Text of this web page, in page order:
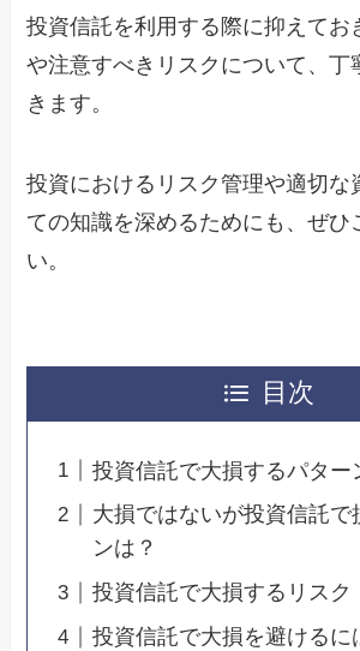
投資信託を利用する際に抑えてお
や注意すべきリスクについて、丁
きます。
投資におけるリスク管理や適切な
ての知識を深めるためにも、ぜひ
い。
目次
投資信託で大損するパター
大損ではないが投資信託で
ンは？
投資信託で大損するリスク
投資信託で大損を避けるに